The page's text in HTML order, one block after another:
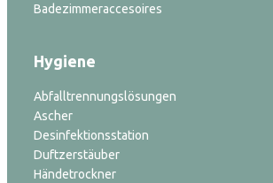
Badezimmeraccesoires
Hygiene
Abfalltrennungslösungen
Ascher
Desinfektionsstation
Duftzerstäuber
Händetrockner